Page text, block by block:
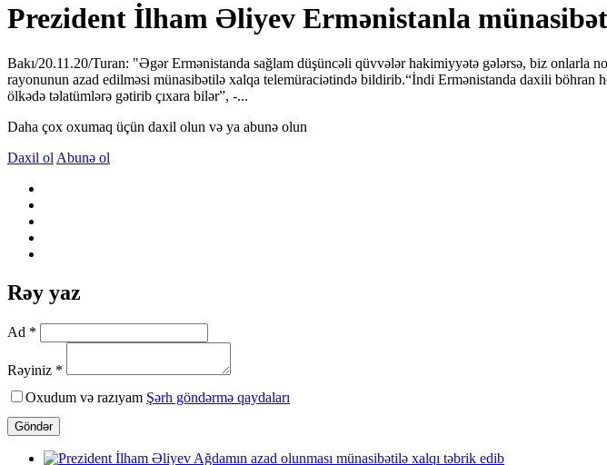
Prezident İlham Əliyev Ermənistanla
Bakı/20.11.20/Turan: "Əgər Ermənistanda sağlam düşüncəli qüvvələr hakimiyyətə gələrsə, biz onlarla
rayonunun azad edilməsi münasibətilə xalqa telemüraciətində bildirib.“İndi Ermənistanda daxili
ölkədə təlatümlərə gətirib çıxara bilər”, -...
Daha çox oxumaq üçün daxil olun və ya abunə olun
Daxil ol Abunə ol
Rəy yaz
Ad *
Rəyiniz *
Oxudum və razıyam Şərh göndərmə qaydaları
Göndər